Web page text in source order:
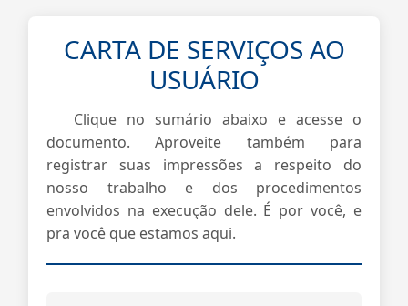
CARTA DE SERVIÇOS AO
USUÁRIO
Clique no sumário abaixo e acesse o
documento. Aproveite também para
registrar suas impressões a respeito do
nosso trabalho e dos procedimentos
envolvidos na execução dele. É por você, e
pra você que estamos aqui.